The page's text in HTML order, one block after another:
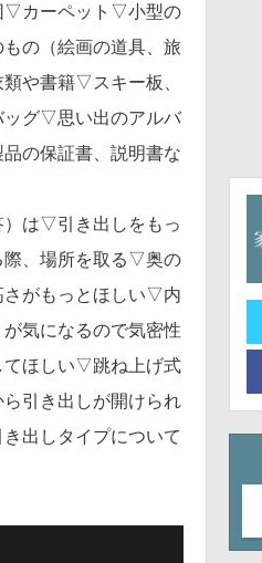
▽カーペット▽小型の
の（絵画の道具、旅
や書籍▽スキー板、
ッグ▽思い出のアルバ
の保証書、説明書な
は▽引き出しをもっ
、場所を取る▽奥の
さがもっとほしい▽内
気になるので気密性
ほしい▽跳ね上げ式
引き出しが開けられ
出しタイプについて